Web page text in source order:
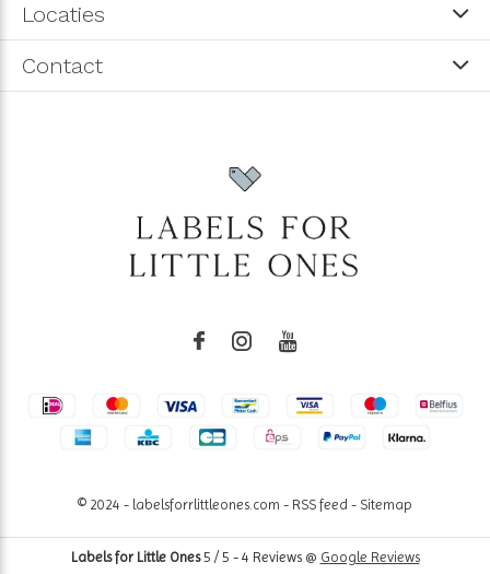
Locaties
Contact
© 2024 - labelsforrlittleones.com - RSS feed - Sitemap
Labels for Little Ones5 / 5 - 4 Reviews @ Google Reviews